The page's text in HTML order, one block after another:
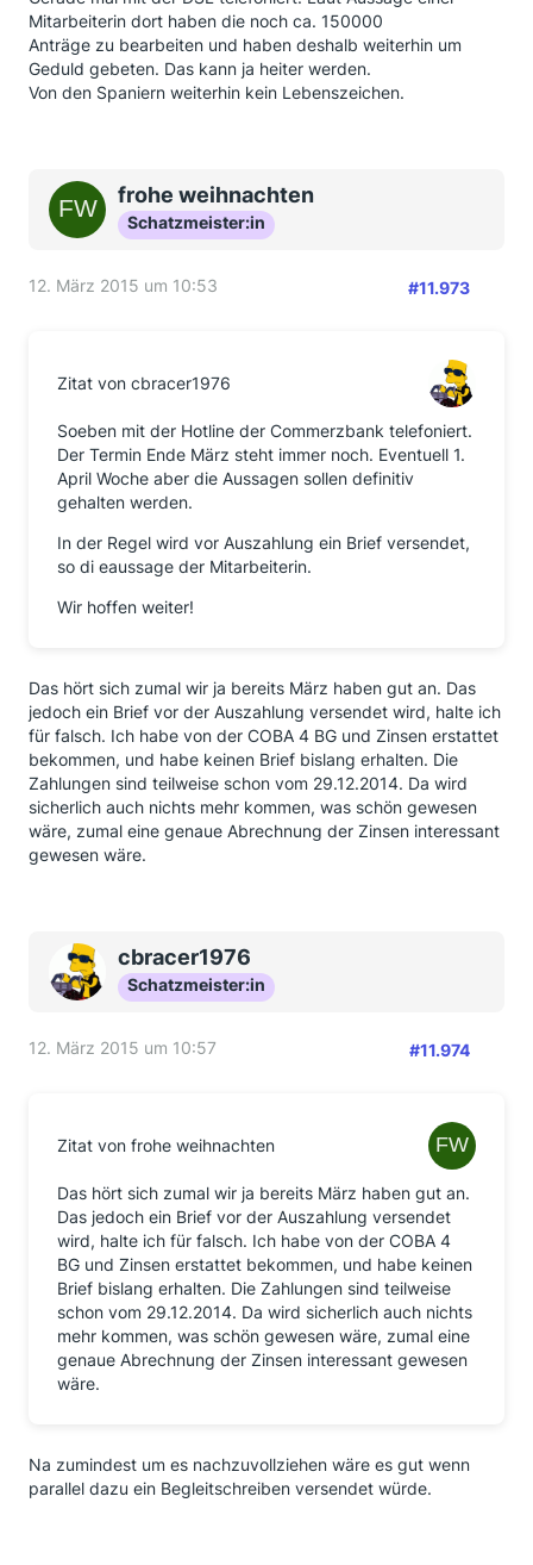
Mitarbeiterin dort haben die noch ca. 150000
Anträge zu bearbeiten und haben deshalb weiterhin um
Geduld gebeten. Das kann ja heiter werden.
Von den Spaniern weiterhin kein Lebenszeichen.
frohe weihnachten
Schatzmeister:in
12. März 2015 um 10:53 #11.973
Zitat von cbracer1976
Soeben mit der Hotline der Commerzbank telefoniert.
Der Termin Ende März steht immer noch. Eventuell 1.
April Woche aber die Aussagen sollen definitiv
gehalten werden.
In der Regel wird vor Auszahlung ein Brief versendet,
so di eaussage der Mitarbeiterin.
Wir hoffen weiter!
Das hört sich zumal wir ja bereits März haben gut an. Das
jedoch ein Brief vor der Auszahlung versendet wird, halte ich
für falsch. Ich habe von der COBA 4 BG und Zinsen erstattet
bekommen, und habe keinen Brief bislang erhalten. Die
Zahlungen sind teilweise schon vom 29.12.2014. Da wird
sicherlich auch nichts mehr kommen, was schön gewesen
wäre, zumal eine genaue Abrechnung der Zinsen interessant
gewesen wäre.
cbracer1976
Schatzmeister:in
12. März 2015 um 10:57 #11.974
Zitat von frohe weihnachten
Das hört sich zumal wir ja bereits März haben gut an.
Das jedoch ein Brief vor der Auszahlung versendet
wird, halte ich für falsch. Ich habe von der COBA 4
BG und Zinsen erstattet bekommen, und habe keinen
Brief bislang erhalten. Die Zahlungen sind teilweise
schon vom 29.12.2014. Da wird sicherlich auch nichts
mehr kommen, was schön gewesen wäre, zumal eine
genaue Abrechnung der Zinsen interessant gewesen
wäre.
Na zumindest um es nachzuvollziehen wäre es gut wenn
parallel dazu ein Begleitschreiben versendet würde.